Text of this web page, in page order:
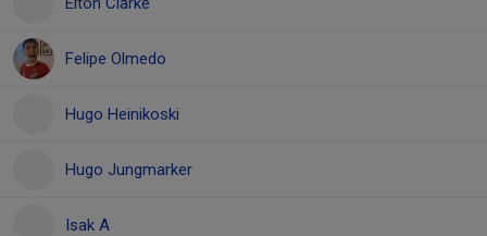
Felipe Olmedo
Hugo Heinikoski
Hugo Jungmarker
Isak A